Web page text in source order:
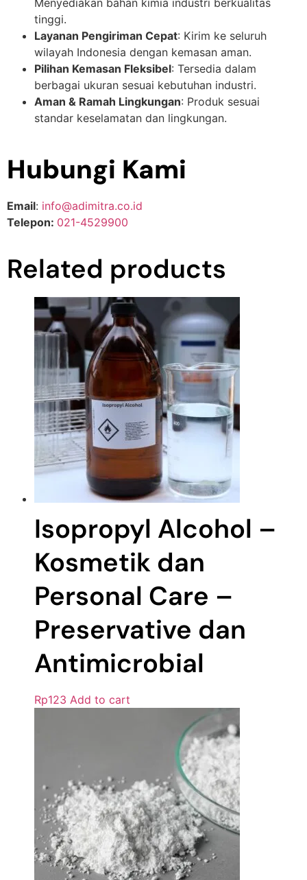
Menyediakan bahan kimia industri berkualitas
tinggi.
Layanan Pengiriman Cepat: Kirim ke seluruh
wilayah Indonesia dengan kemasan aman.
Pilihan Kemasan Fleksibel: Tersedia dalam
berbagai ukuran sesuai kebutuhan industri.
Aman & Ramah Lingkungan: Produk sesuai
standar keselamatan dan lingkungan.
Hubungi Kami
Email: info@adimitra.co.id
Telepon: 021-4529900
Related products
Isopropyl Alcohol –
Kosmetik dan
Personal Care –
Preservative dan
Antimicrobial
Rp123 Add to cart